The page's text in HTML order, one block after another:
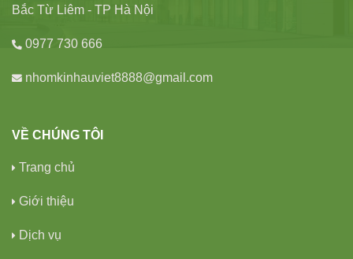
Bắc Từ Liêm - TP Hà Nội
0977 730 666
nhomkinhauviet8888@gmail.com
VỀ CHÚNG TÔI
Trang chủ
Giới thiệu
Dịch vụ